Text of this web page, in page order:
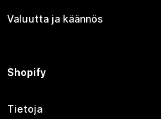
Valuutta ja käännös
Shopify
Tietoja